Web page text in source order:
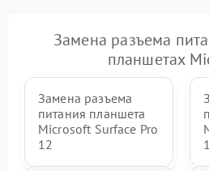
Замена разъема
планшетах
Замена разъема
питания планшета
Microsoft Surface Pro
12